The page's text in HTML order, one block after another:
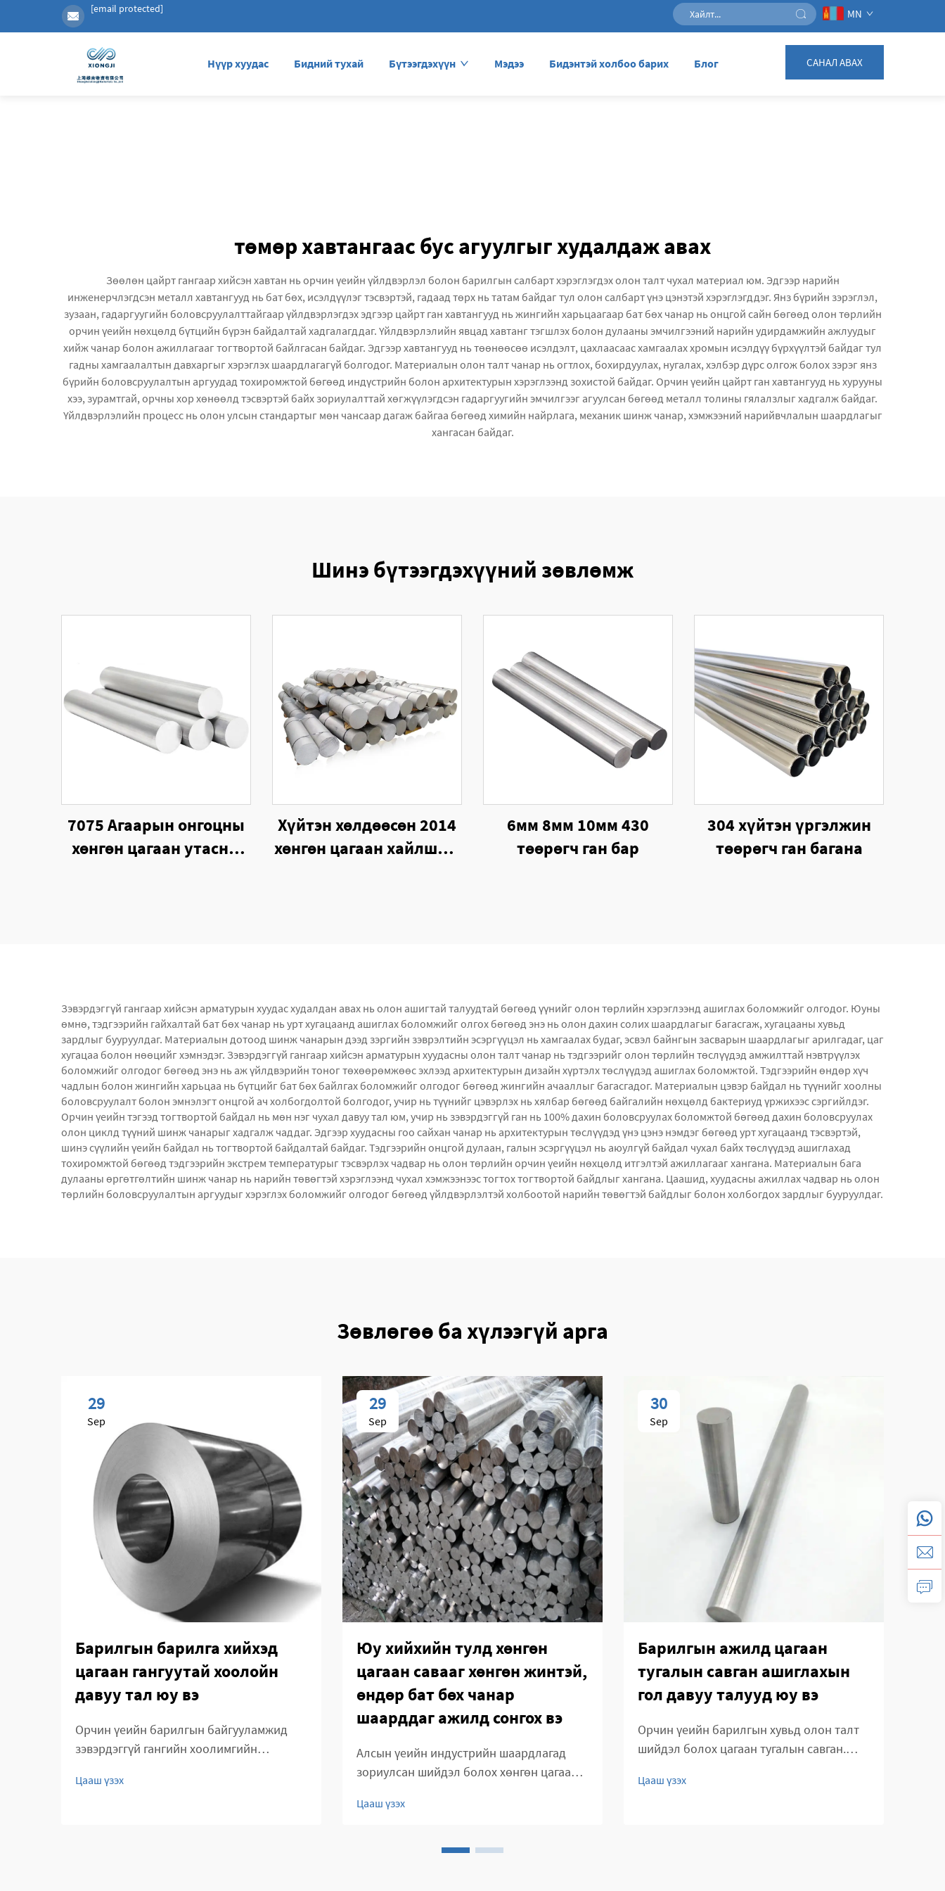
[email protected] MN
Нүүр хуудас Бидний тухай Бүтээгдэхүүн Мэдээ Бидэнтэй холбоо барих Блог САНАЛ АВАХ
төмөр хавтангаас бус агуулгыг худалдаж авах
Зөөлөн цайрт гангаар хийсэн хавтан нь орчин үеийн үйлдвэрлэл болон барилгын салбарт хэрэглэгдэх олон талт чухал материал юм. Эдгээр нарийн
инженерчлэгдсэн металл хавтангууд нь бат бөх, исэлдүүлэг тэсвэртэй, гадаад төрх нь татам байдаг тул олон салбарт үнэ цэнэтэй хэрэглэгддэг. Янз бүрийн зэрэглэл,
зузаан, гадаргуугийн боловсруулалттайгаар үйлдвэрлэгдэх эдгээр цайрт ган хавтангууд нь жингийн харьцаагаар бат бөх чанар нь онцгой сайн бөгөөд олон төрлийн
орчин үеийн нөхцөлд бүтцийн бүрэн байдалтай хадгалагддаг. Үйлдвэрлэлийн явцад хавтанг тэгшлэх болон дулааны эмчилгээний нарийн удирдамжийн ажлуудыг
хийж чанар болон ажиллагааг тогтвортой байлгасан байдаг. Эдгээр хавтангууд нь төөнөөсөө исэлдэлт, цахлаасаас хамгаалах хромын исэлдүү бүрхүүлтэй байдаг тул
гадны хамгаалалтын давхаргыг хэрэглэх шаардлагагүй болгодог. Материалын олон талт чанар нь огтлох, бохирдуулах, нугалах, хэлбэр дүрс олгож болох зэрэг янз
бүрийн боловсруулалтын аргуудад тохиромжтой бөгөөд индүстрийн болон архитектурын хэрэглээнд зохистой байдаг. Орчин үеийн цайрт ган хавтангууд нь хурууны
хээ, зурамтгай, орчны хор хөнөөлд тэсвэртэй байх зориулалттай хөгжүүлэгдсэн гадаргуугийн эмчилгээг агуулсан бөгөөд металл толины гялалзлыг хадгалж байдаг.
Үйлдвэрлэлийн процесс нь олон улсын стандартыг мөн чансаар дагаж байгаа бөгөөд химийн найрлага, механик шинж чанар, хэмжээний нарийвчлалын шаардлагыг
хангасан байдаг.
Шинэ бүтээгдэхүүний зөвлөмж
7075 Агаарын онгоцны
хөнгөн цагаан утасны
Хүйтэн хөлдөөсөн 2014
хөнгөн цагаан хайлшны
6мм 8мм 10мм 430
төөрөгч ган бар
304 хүйтэн үргэлжин
төөрөгч ган багана
Зэвэрдэггүй гангаар хийсэн арматурын хуудас худалдан авах нь олон ашигтай талуудтай бөгөөд үүнийг олон төрлийн хэрэглээнд ашиглах боломжийг олгодог. Юуны
өмнө, тэдгээрийн гайхалтай бат бөх чанар нь урт хугацаанд ашиглах боломжийг олгох бөгөөд энэ нь олон дахин солих шаардлагыг багасгаж, хугацааны хувьд
зардлыг бууруулдаг. Материалын дотоод шинж чанарын дээд зэргийн зэврэлтийн эсэргүүцэл нь хамгаалах будаг, эсвэл байнгын засварын шаардлагыг арилгадаг, цаг
хугацаа болон нөөцийг хэмнэдэг. Зэвэрдэггүй гангаар хийсэн арматурын хуудасны олон талт чанар нь тэдгээрийг олон төрлийн төслүүдэд амжилттай нэвтрүүлэх
боломжийг олгодог бөгөөд энэ нь аж үйлдвэрийн тоног төхөөрөмжөөс эхлээд архитектурын дизайн хүртэлх төслүүдэд ашиглах боломжтой. Тэдгээрийн өндөр хүч
чадлын болон жингийн харьцаа нь бүтцийг бат бөх байлгах боломжийг олгодог бөгөөд жингийн ачааллыг багасгадог. Материалын цэвэр байдал нь түүнийг хоолны
боловсруулалт болон эмнэлэгт онцгой ач холбогдолтой болгодог, учир нь түүнийг цэвэрлэх нь хялбар бөгөөд байгалийн нөхцөлд бактериуд үржихээс сэргийлдэг.
Орчин үеийн тэгээд тогтвортой байдал нь мөн нэг чухал давуу тал юм, учир нь зэвэрдэггүй ган нь 100% дахин боловсруулах боломжтой бөгөөд дахин боловсруулах
олон циклд түүний шинж чанарыг хадгалж чаддаг. Эдгээр хуудасны гоо сайхан чанар нь архитектурын төслүүдэд үнэ цэнэ нэмдэг бөгөөд урт хугацаанд тэсвэртэй,
шинэ сүүлийн үеийн байдал нь тогтвортой байдалтай байдаг. Тэдгээрийн онцгой дулаан, галын эсэргүүцэл нь аюулгүй байдал чухал байх төслүүдэд ашиглахад
тохиромжтой бөгөөд тэдгээрийн экстрем температурыг тэсвэрлэх чадвар нь олон төрлийн орчин үеийн нөхцөлд итгэлтэй ажиллагааг хангана. Материалын бага
дулааны өргөтгөлтийн шинж чанар нь нарийн төвөгтэй хэрэглээнд чухал хэмжээнээс тогтох тогтвортой байдлыг хангана. Цаашид, хуудасны ажиллах чадвар нь олон
төрлийн боловсруулалтын аргуудыг хэрэглэх боломжийг олгодог бөгөөд үйлдвэрлэлтэй холбоотой нарийн төвөгтэй байдлыг болон холбогдох зардлыг бууруулдаг.
Зөвлөгөө ба хүлээгүй арга
29
Sep
Барилгын барилга хийхэд
цагаан гангуутай хоолойн
давуу тал юу вэ
Орчин үеийн барилгын байгууламжид
зэвэрдэггүй гангийн хоолимгийн
тасралтгүй хөгжиж буй ертөнцөд
Цааш үзэх
29
Sep
Юу хийхийн тулд хөнгөн
цагаан савааг хөнгөн жинтэй,
өндөр бат бөх чанар
шаарддаг ажилд сонгох вэ
Алсын үеийн индустрийн шаардлагад
зориулсан шийдэл болох хөнгөн цагаан
жин, өндөр бат бөх чанарын онцгой
Агаарын тээвэр, автомашин, барилга,
Цааш үзэх
30
Sep
Барилгын ажилд цагаан
тугалын савган ашиглахын
гол давуу талууд юу вэ
Орчин үеийн барилгын хувьд олон талт
шийдэл болох цагаан тугалын савган.
гоёл чимэглэл зэрэг орчин үеийн
Цааш үзэх